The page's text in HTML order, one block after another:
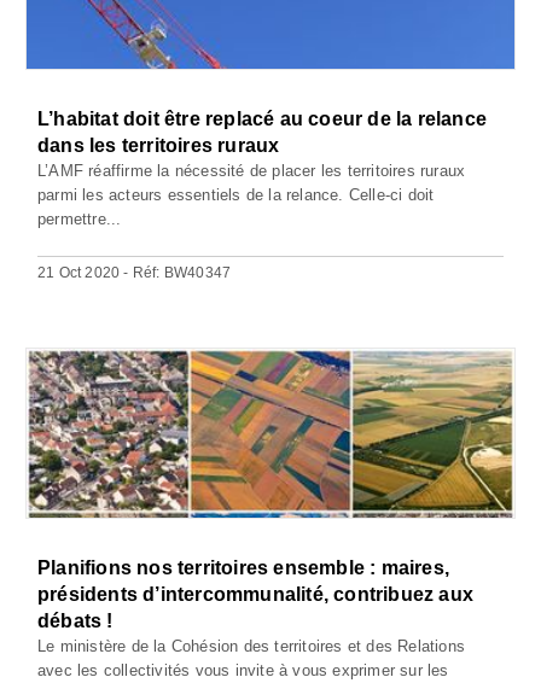
L’habitat doit être replacé au coeur de la relance
dans les territoires ruraux
L’AMF réaffirme la nécessité de placer les territoires ruraux
parmi les acteurs essentiels de la relance. Celle-ci doit
permettre...
21 Oct 2020 - Réf: BW40347
Planifions nos territoires ensemble : maires,
présidents d’intercommunalité, contribuez aux
débats !
Le ministère de la Cohésion des territoires et des Relations
avec les collectivités vous invite à vous exprimer sur les